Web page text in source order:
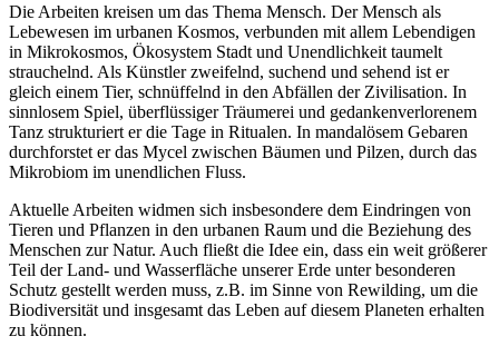
Die Arbeiten kreisen um das Thema Mensch. Der Mensch als
Lebewesen im urbanen Kosmos, verbunden mit allem Lebendigen
in Mikrokosmos, Ökosystem Stadt und Unendlichkeit taumelt
strauchelnd. Als Künstler zweifelnd, suchend und sehend ist er
gleich einem Tier, schnüffelnd in den Abfällen der Zivilisation. In
sinnlosem Spiel, überflüssiger Träumerei und gedankenverlorenem
Tanz strukturiert er die Tage in Ritualen. In mandalösem Gebaren
durchforstet er das Mycel zwischen Bäumen und Pilzen, durch das
Mikrobiom im unendlichen Fluss.
Aktuelle Arbeiten widmen sich insbesondere dem Eindringen von
Tieren und Pflanzen in den urbanen Raum und die Beziehung des
Menschen zur Natur. Auch fließt die Idee ein, dass ein weit größerer
Teil der Land- und Wasserfläche unserer Erde unter besonderen
Schutz gestellt werden muss, z.B. im Sinne von Rewilding, um die
Biodiversität und insgesamt das Leben auf diesem Planeten erhalten
zu können.